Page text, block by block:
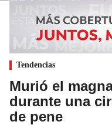
Tendencias
Murió el
durante una
de pene